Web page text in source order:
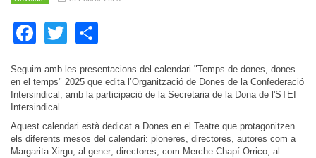
Facebook
Twitter
Seguim amb les presentacions del calendari "Temps de dones, dones
en el temps" 2025 que edita l’Organització de Dones de la Confederació
Intersindical, amb la participació de la Secretaria de la Dona de l'STEI
Intersindical.
Aquest calendari està dedicat a Dones en el Teatre que protagonitzen
els diferents mesos del calendari: pioneres, directores, autores com a
Margarita Xirgu, al gener; directores, com Merche Chapí Orrico, al